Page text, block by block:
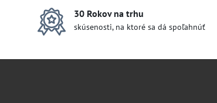
30 Rokov na trhu
skúsenosti, na ktoré sa dá spoľahnúť